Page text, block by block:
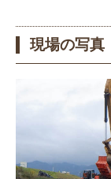
現場の写真